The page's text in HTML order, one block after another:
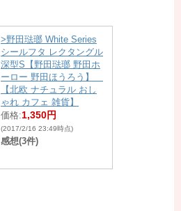
>野田琺瑯 White Series
シールフタ レクタングル
深型S【野田琺瑯 野田ホ
ーロー 野田ほうろう】
【北欧 ナチュラル おし
ゃれ カフェ 雑貨】
価格:1,350円
(2017/2/16 23:49時点)
感想(3件)